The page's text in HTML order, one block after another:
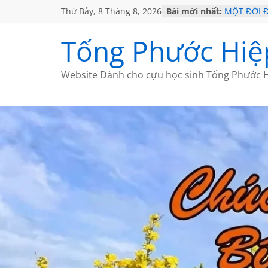
Thứ Bảy, 8 Tháng 8, 2026 Bài mới nhất: MỘT ĐỜI
CHÙM
GIÃ TỪ ĐÀ
HỌC SỬ
Tống Phước
Website Dành cho cựu học sinh Tống Phước